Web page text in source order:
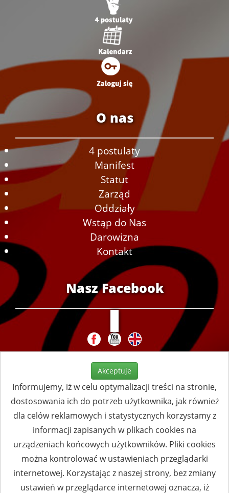
O nas
4 postulaty
Manifest
Statut
Zarząd
Oddziały
Wstąp do Nas
Darowizna
Kontakt
Nasz Facebook
Akceptuje
Informujemy, iż w celu optymalizacji treści na stronie,
dostosowania ich do potrzeb użytkownika, jak również
dla celów reklamowych i statystycznych korzystamy z
informacji zapisanych w plikach cookies na
urządzeniach końcowych użytkowników. Pliki cookies
można kontrolować w ustawieniach przeglądarki
internetowej. Korzystając z naszej strony, bez zmiany
ustawień w przeglądarce internetowej oznacza, iż